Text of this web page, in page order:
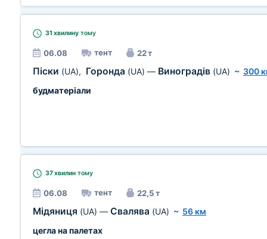
31 хвилину тому
06.08 тент 22 т
Піски (UA), Горонда (UA) — Виноградів (UA) ~ 300
будматеріали
37 хвилин тому
06.08 тент 22,5 т
Мідяниця (UA) — Свалява (UA) ~ 56 км
цегла на палетах